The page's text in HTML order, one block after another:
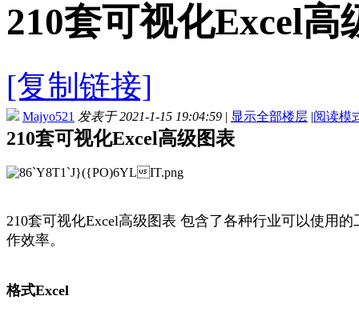
210套可视化Excel高
[复制链接]
Majyo521 发表于 2021-1-15 19:04:59 | 显示全部楼层 |阅读模
210套可视化Excel高级图表
210套可视化Excel高级图表 包含了各种行业可以使用
作效率。
格式Excel